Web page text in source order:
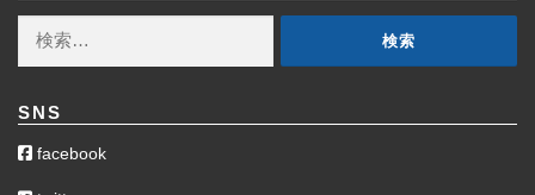
ブ
SNS
facebook